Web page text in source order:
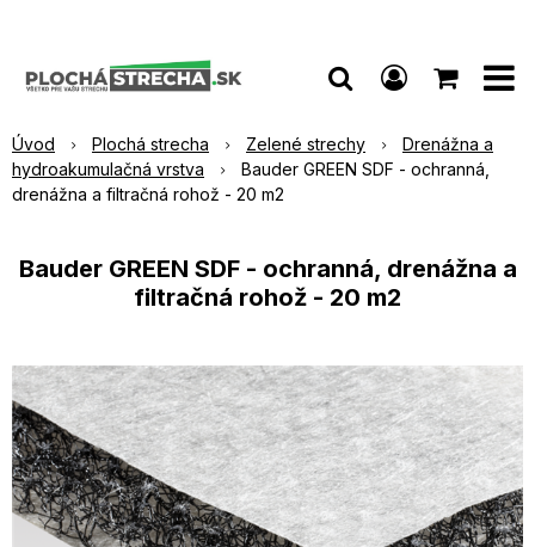
Úvod Plochá strecha Zelené strechy
Drenážna a
hydroakumulačná vrstva
Bauder GREEN SDF - ochranná,
drenážna a filtračná rohož - 20 m2
Bauder GREEN SDF - ochranná, drenážna a
filtračná rohož - 20 m2